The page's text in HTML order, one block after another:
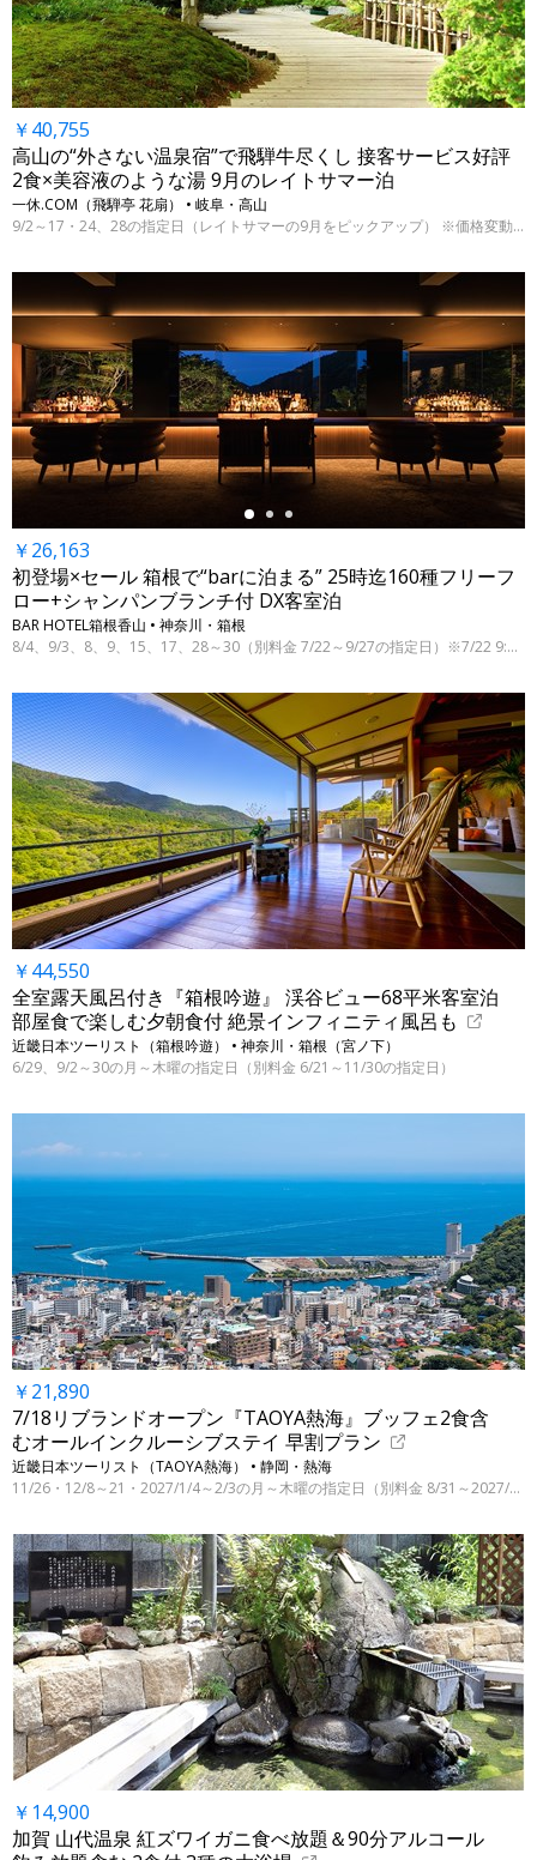
￥40,755
高山の“外さない温泉宿”で飛騨牛尽くし 接客サービス好評
2食×美容液のような湯 9月のレイトサマー泊
一休.COM（飛騨亭 花扇） • 岐阜・高山
9/2～17・24、28の指定日（レイトサマーの9月をピックアップ） ※価格変動制、表示料金は7/22 9:00時点
←
￥26,163
初登場×セール 箱根で“barに泊まる” 25時迄160種フリーフ
ロー+シャンパンブランチ付 DX客室泊
BAR HOTEL箱根香山 • 神奈川・箱根
8/4、9/3、8、9、15、17、28～30（別料金 7/22～9/27の指定日）※7/22 9:00時点
￥44,550
全室露天風呂付き『箱根吟遊』 渓谷ビュー68平米客室泊
部屋食で楽しむ夕朝食付 絶景インフィニティ風呂も
近畿日本ツーリスト（箱根吟遊） • 神奈川・箱根（宮ノ下）
6/29、9/2～30の月～木曜の指定日（別料金 6/21～11/30の指定日）
￥21,890
7/18リブランドオープン『TAOYA熱海』ブッフェ2食含
むオールインクルーシブステイ 早割プラン
近畿日本ツーリスト（TAOYA熱海） • 静岡・熱海
11/26・12/8～21・2027/1/4～2/3の月～木曜の指定日（別料金 8/31～2027/3/31の指定日）
￥14,900
加賀 山代温泉 紅ズワイガニ食べ放題＆90分アルコール